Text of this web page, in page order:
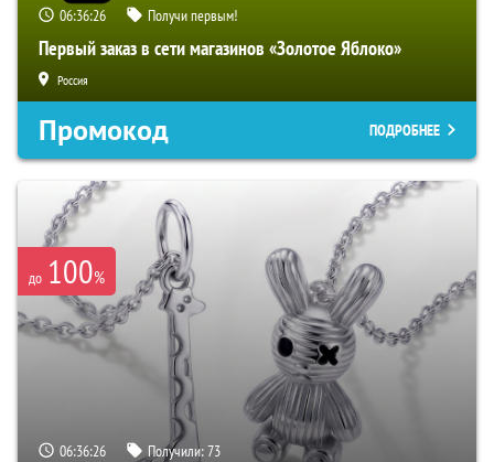
06:36:25 Получи первым!
Первый заказ в сети магазинов «Золотое Яблоко»
Россия
Промокод ПОДРОБНЕЕ
до 100%
06:36:25 Получили:73